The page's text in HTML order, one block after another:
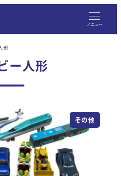
メニュー
形
ー人形
その他